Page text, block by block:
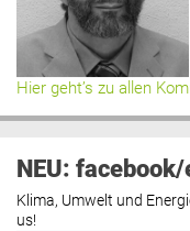
Hier geht’s zu allen
NEU:
Klima, Umwelt und
us!